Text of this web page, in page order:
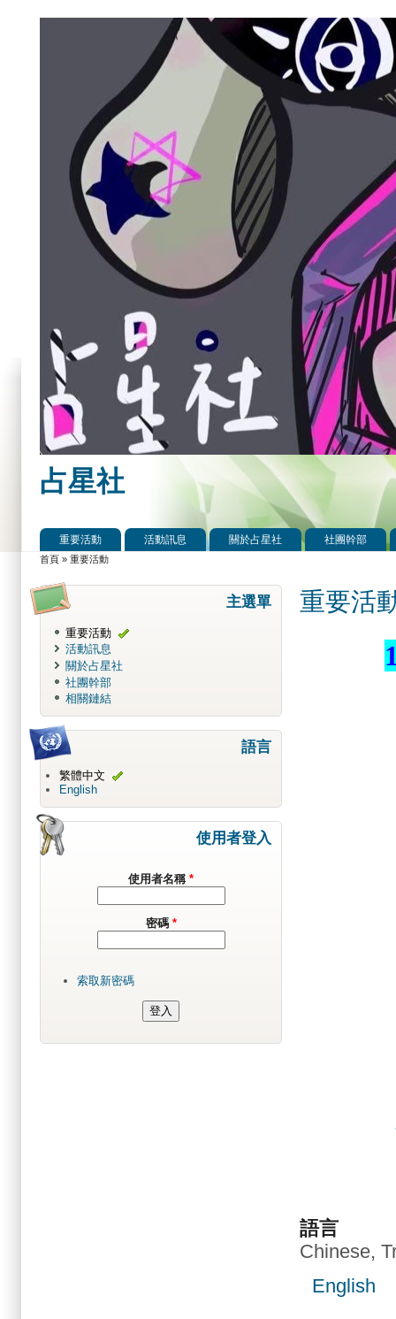
占星社
主選單
重要活動 活動訊息 關於占星社 社團幹部
您在這裡
首頁 » 重要活動
重要活
語言
Chinese,
English
主選單
重要活動
活動訊息
關於占星社
社團幹部
相關鏈結
語言
繁體中文
English
使用者登入
使用者名稱 *
密碼 *
索取新密碼